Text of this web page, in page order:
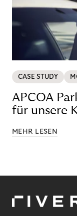
CASE STUDY
APCOA
für unsere
MEHR LESEN